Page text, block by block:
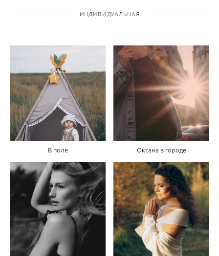
ИНДИВИДУАЛЬНАЯ
В поле Оксана в городе